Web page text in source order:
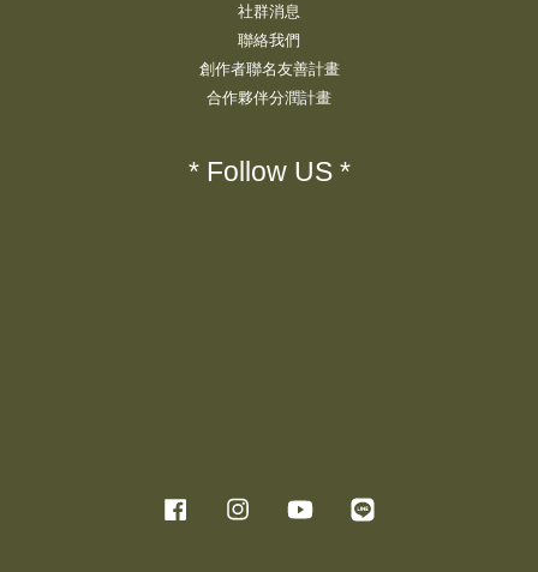
社群消息
聯絡我們
創作者聯名友善計畫
合作夥伴分潤計畫
* Follow US *
Facebook Instagram YouTube